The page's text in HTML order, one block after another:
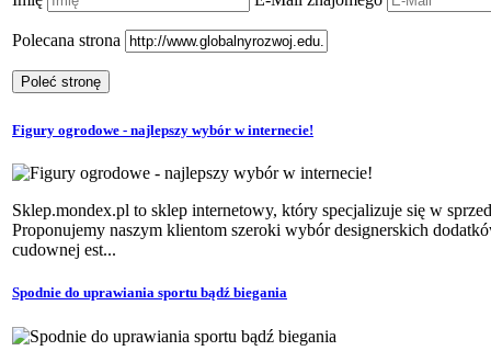
Polecana strona
Figury ogrodowe - najlepszy wybór w internecie!
Sklep.mondex.pl to sklep internetowy, który specjalizuje się w
Proponujemy naszym klientom szeroki wybór designerskich
cudownej est...
Spodnie do uprawiania sportu bądź biegania